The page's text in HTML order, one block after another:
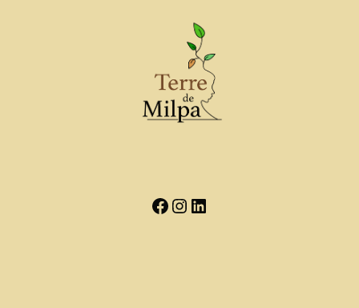
Facebook
Instagram
LinkedIn